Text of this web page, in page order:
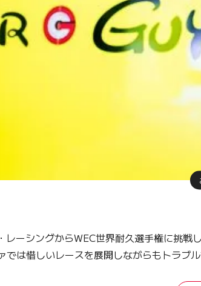
ーシングからWEC世界耐久選手権に挑戦
では惜しいレースを展開しながらもトラブ